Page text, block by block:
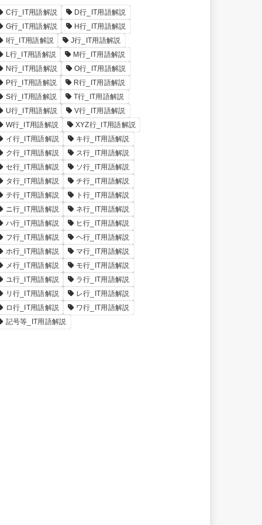
C行_IT用語解説
D行_IT用語解説
G行_IT用語解説
H行_IT用語解説
I行_IT用語解説
J行_IT用語解説
L行_IT用語解説
M行_IT用語解説
N行_IT用語解説
O行_IT用語解説
P行_IT用語解説
R行_IT用語解説
S行_IT用語解説
T行_IT用語解説
U行_IT用語解説
V行_IT用語解説
W行_IT用語解説
XYZ行_IT用語解説
イ行_IT用語解説
キ行_IT用語解説
ク行_IT用語解説
ス行_IT用語解説
セ行_IT用語解説
ソ行_IT用語解説
タ行_IT用語解説
チ行_IT用語解説
テ行_IT用語解説
ト行_IT用語解説
ニ行_IT用語解説
ネ行_IT用語解説
ハ行_IT用語解説
ヒ行_IT用語解説
フ行_IT用語解説
ヘ行_IT用語解説
ホ行_IT用語解説
マ行_IT用語解説
メ行_IT用語解説
モ行_IT用語解説
ユ行_IT用語解説
ラ行_IT用語解説
リ行_IT用語解説
レ行_IT用語解説
ロ行_IT用語解説
ワ行_IT用語解説
記号等_IT用語解説